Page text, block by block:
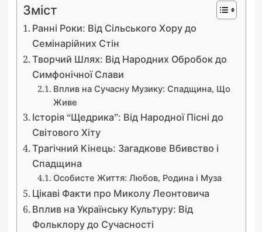
Зміст
Ранні Роки: Від Сільського Хору до
Семінарійних Стін
Творчий Шлях: Від Народних Обробок до
Симфонічної Слави
Вплив на Сучасну Музику: Спадщина, Що
Живе
Історія “Щедрика”: Від Народної Пісні до
Світового Хіту
Трагічний Кінець: Загадкове Вбивство і
Спадщина
Особисте Життя: Любов, Родина і Муза
Цікаві Факти про Миколу Леонтовича
Вплив на Українську Культуру: Від
Фольклору до Сучасності